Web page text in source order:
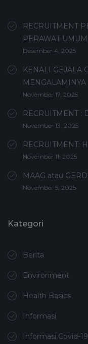
RECRUITMENT
PERAWAT UMUM
Desember 4, 2025
KENALI GEJALA
MENGALAMINYA
November 17, 2025
RECRUITMENT :
November 13, 2025
RECRUITMENT:
November 11, 2025
MAAG atau
November 5, 2025
Kategori
Berita
Environment
Health Basics
Informasi
Informasi Covid-19